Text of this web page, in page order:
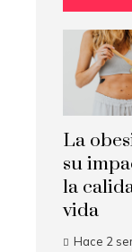
La
su
la
vida
Hace 2